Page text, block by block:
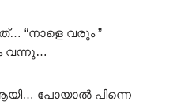
“നാളെ വരും ”
വന്നു…
പോയാൽ പിന്നെ